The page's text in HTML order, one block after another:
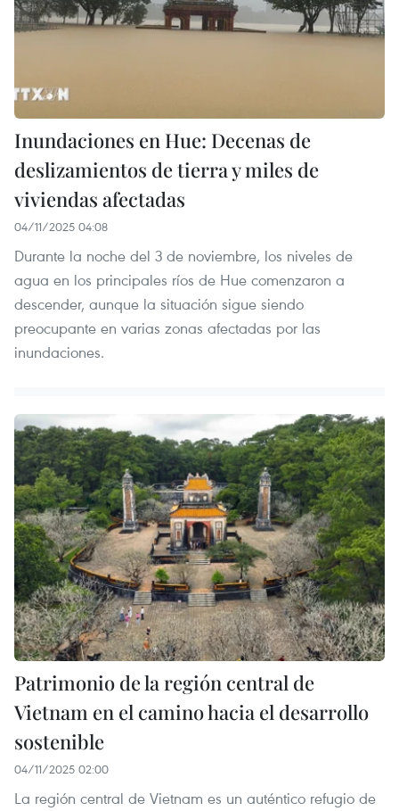
Inundaciones en Hue: Decenas de
deslizamientos de tierra y miles de
viviendas afectadas
04/11/2025 04:08
Durante la noche del 3 de noviembre, los niveles de
agua en los principales ríos de Hue comenzaron a
descender, aunque la situación sigue siendo
preocupante en varias zonas afectadas por las
inundaciones.
Patrimonio de la región central de
Vietnam en el camino hacia el desarrollo
sostenible
04/11/2025 02:00
La región central de Vietnam es un auténtico refugio de